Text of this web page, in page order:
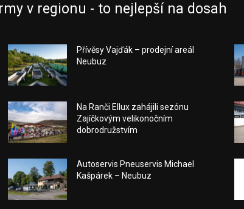
v regionu - to nejlepší na dosah
Přívěsy Vajďák – prodejní areál
Neubuz
Na Ranči Ellux zahájili sezónu
Zajíčkovým velikonočním
dobrodružstvím
Autoservis Pneuservis Michael
Kašpárek – Neubuz